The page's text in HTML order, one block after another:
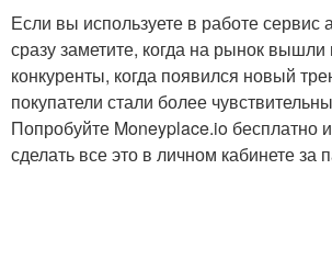
Если вы используете в работе сервис
сразу заметите, когда на рынок
конкуренты, когда появился новый
покупатели стали более
Попробуйте Moneyplace.io бесплатно
сделать все это в личном кабинете за